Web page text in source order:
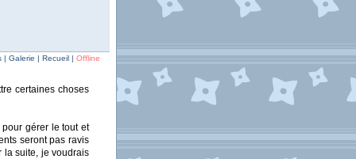
| Galerie | Recueil | Offline
certaines choses
gérer le tout et
seront pas ravis
la suite, je voudrais